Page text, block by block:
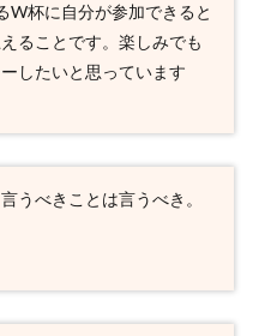
W杯に自分が参加できると
ることです。楽しみでも
したいと思っています
うべきことは言うべき。